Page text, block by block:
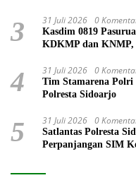
3 31 Juli 2026 0
Kasdim 0819
KDKMP dan KNMP,
4 31 Juli 2026 0
Tim Stamarena Polri
Polresta Sidoarjo
5 31 Juli 2026 0
Satlantas Polresta
Perpanjangan SIM